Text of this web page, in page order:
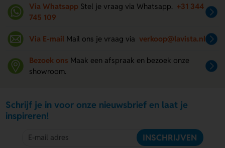
Via Whatsapp Stel je vraag via Whatsapp. +31 344
745 109
Via E-mail Mail ons je vraag via verkoop@lavista.nl
Bezoek ons Maak een afspraak en bezoek onze
showroom.
Schrijf je in voor onze nieuwsbrief en laat je
inspireren!
INSCHRIJVEN